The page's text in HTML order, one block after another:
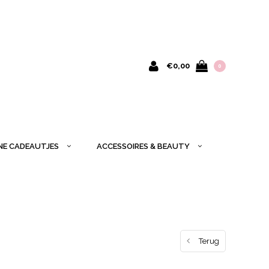
€0,00 0
CADEAUTJES ACCESSOIRES & BEAUTY
Terug